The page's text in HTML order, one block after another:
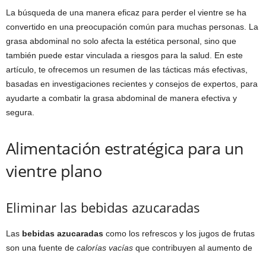
La búsqueda de una manera eficaz para perder el vientre se ha
convertido en una preocupación común para muchas personas. La
grasa abdominal no solo afecta la estética personal, sino que
también puede estar vinculada a riesgos para la salud. En este
artículo, te ofrecemos un resumen de las tácticas más efectivas,
basadas en investigaciones recientes y consejos de expertos, para
ayudarte a combatir la grasa abdominal de manera efectiva y
segura.
Alimentación estratégica para un
vientre plano
Eliminar las bebidas azucaradas
Las bebidas azucaradas como los refrescos y los jugos de frutas
son una fuente de calorías vacías que contribuyen al aumento de